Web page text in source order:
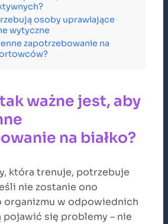
osoby uprawiające
wytyczne
zapotrzebowanie na
ważne jest, aby
na białko?
która trenuje, potrzebuje
nie zostanie ono
organizmu w odpowiednich
się problemy – nie